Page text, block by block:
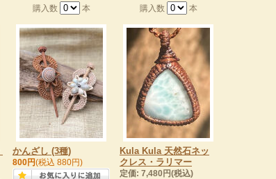
購入数 本 購入数 本
かんざし (3種)
800円(税込 880円)
Kula Kula 天然石ネッ
クレス・ラリマー
定価: 7,480円(税込)